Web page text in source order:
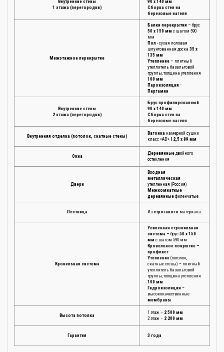
Внутренние стены
1 этажа (перегородки)
90 х 140 мм
Сборка стен на
березовые нагеля
Межэтажное перекрытие
Балки перекрытия – брус
50 х 150 мм с шагом 590
мм
Пол - сухая половая
шпунтованная доска 35 х
135 мм
Утепление – плитный
утеплитель базальтовой
группы, толщина утепления
100 мм
Пароизоляция –
Пергамин
Внутренние стены
2 этажа (перегородки)
Брус профилированный
90 х 140 мм
Сборка стен на
березовые нагеля
Внутренняя отделка (потолок, скатные стены)
Вагонка камерной сушки
класс «АВ» 12,5 х 89 мм
Окна
Деревянные двойного
остекления
Двери
Входная –
металлическая
утепленная (Россия)
Межкомнатные –
деревянные филенчатые
Лестница Из строганого материала
Кровельная система
Усиленная стропильная
система – брус 50 х 150
мм с шагом 590 мм
Кровельное покрытие –
профлист
Утепление (потолок,
скатные стены) – плитный
утеплитель базальтовой
группы, толщина утепления
100 мм
Гидроизоляция –
высококачественные
мембраны
Высота потолка
1 этаж – 2 500 мм
2 этаж – 2 200 мм
Гарантия 3 года